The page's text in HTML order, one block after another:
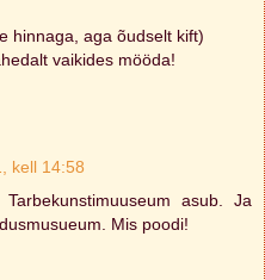
hinnaga, aga õudselt kift)
vaikides mööda!
kell 14:58
asub. Ja
Mis poodi!